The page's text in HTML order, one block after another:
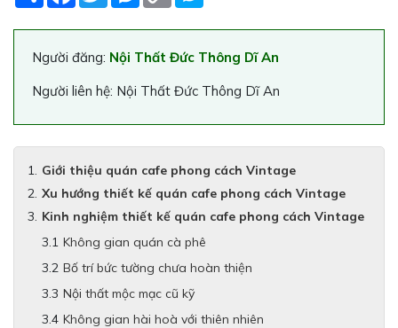
Người đăng: Nội Thất Đức Thông Dĩ An
Người liên hệ: Nội Thất Đức Thông Dĩ An
Giới thiệu quán cafe phong cách Vintage
Xu hướng thiết kế quán cafe phong cách Vintage
Kinh nghiệm thiết kế quán cafe phong cách Vintage
Không gian quán cà phê
Bố trí bức tường chưa hoàn thiện
Nội thất mộc mạc cũ kỹ
Không gian hài hoà với thiên nhiên